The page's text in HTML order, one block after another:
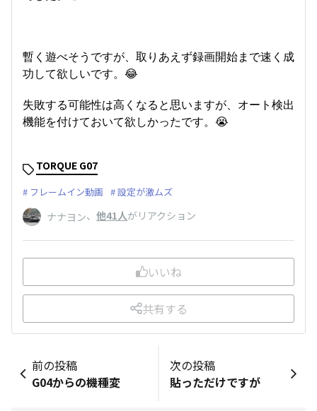
暫く遊べそうですが、取りあえず録画開始まで速く成
功して欲しいです。😂
失敗する可能性は高くなると思いますが、オート検出
機能を付けておいて欲しかったです。😭
TORQUE G07
フレームイン動画 設定が激ムズ
ナナヨン、 他41人がリアクション
いいね
共有する
前の投稿
G04からの機種変
次の投稿
貼っただけですが